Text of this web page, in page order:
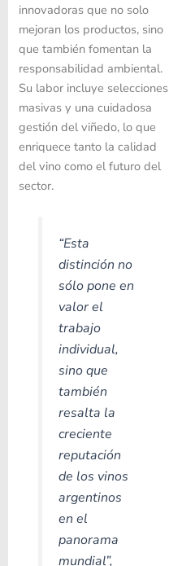
innovadoras que no solo
mejoran los productos, sino
que también fomentan la
responsabilidad ambiental.
Su labor incluye selecciones
masivas y una cuidadosa
gestión del viñedo, lo que
enriquece tanto la calidad
del vino como el futuro del
sector.
“Esta
distinción no
sólo pone en
valor el
trabajo
individual,
sino que
también
resalta la
creciente
reputación
de los vinos
argentinos
en el
panorama
mundial”,